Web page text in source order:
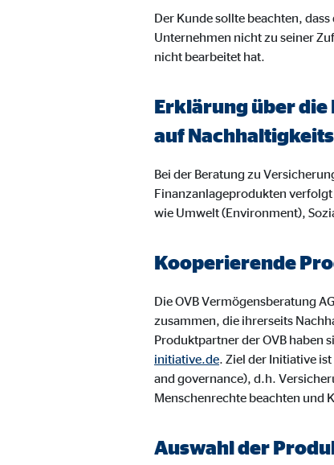
Der Kunde sollte beachten,
Unternehmen nicht zu seiner
nicht bearbeitet hat.
Erklärung über
auf
Bei der Beratung zu
Finanzanlageprodukten
wie Umwelt (Environment),
Kooperierende
Die OVB Vermögensberatung
zusammen, die ihrerseits
Produktpartner der OVB haben
initiative.de. Ziel der Initiative
and governance), d.h.
Menschenrechte beachten und
Auswahl der
Anbieter:
YouTube | Empfänger: OVB, Google
Anbieter:
Cookie Laufzeit:
JW Player | Empfänger: OVB, Long Tail
Anbieter:
Cookie Laufzeit: